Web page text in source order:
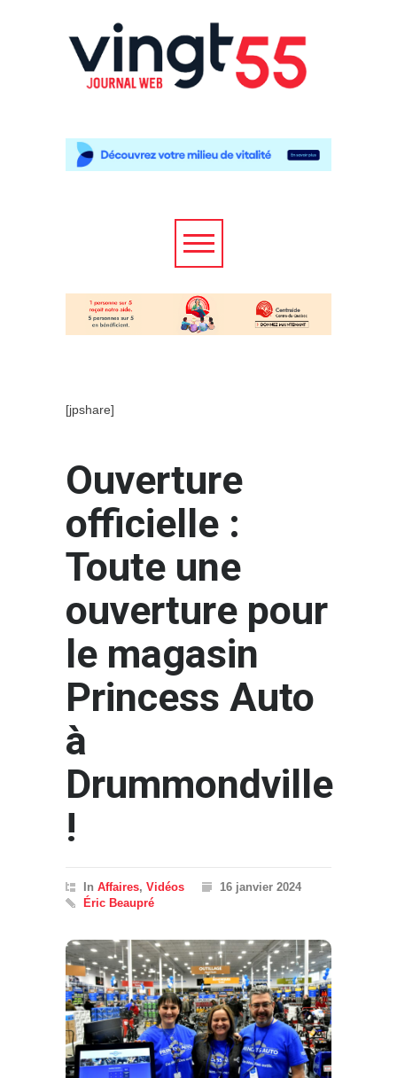
[jpshare]
Ouverture
officielle :
Toute une
ouverture pour
le magasin
Princess Auto
à
Drummondville
!
In Affaires, Vidéos
16 janvier 2024
Éric Beaupré